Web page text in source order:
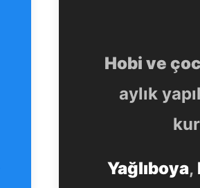
Hobi ve
aylık
Yağlıboya,